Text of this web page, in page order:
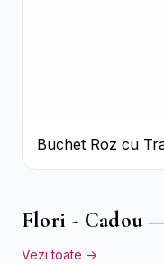
Buchet Roz cu
Flori - Cadou
Vezi toate →